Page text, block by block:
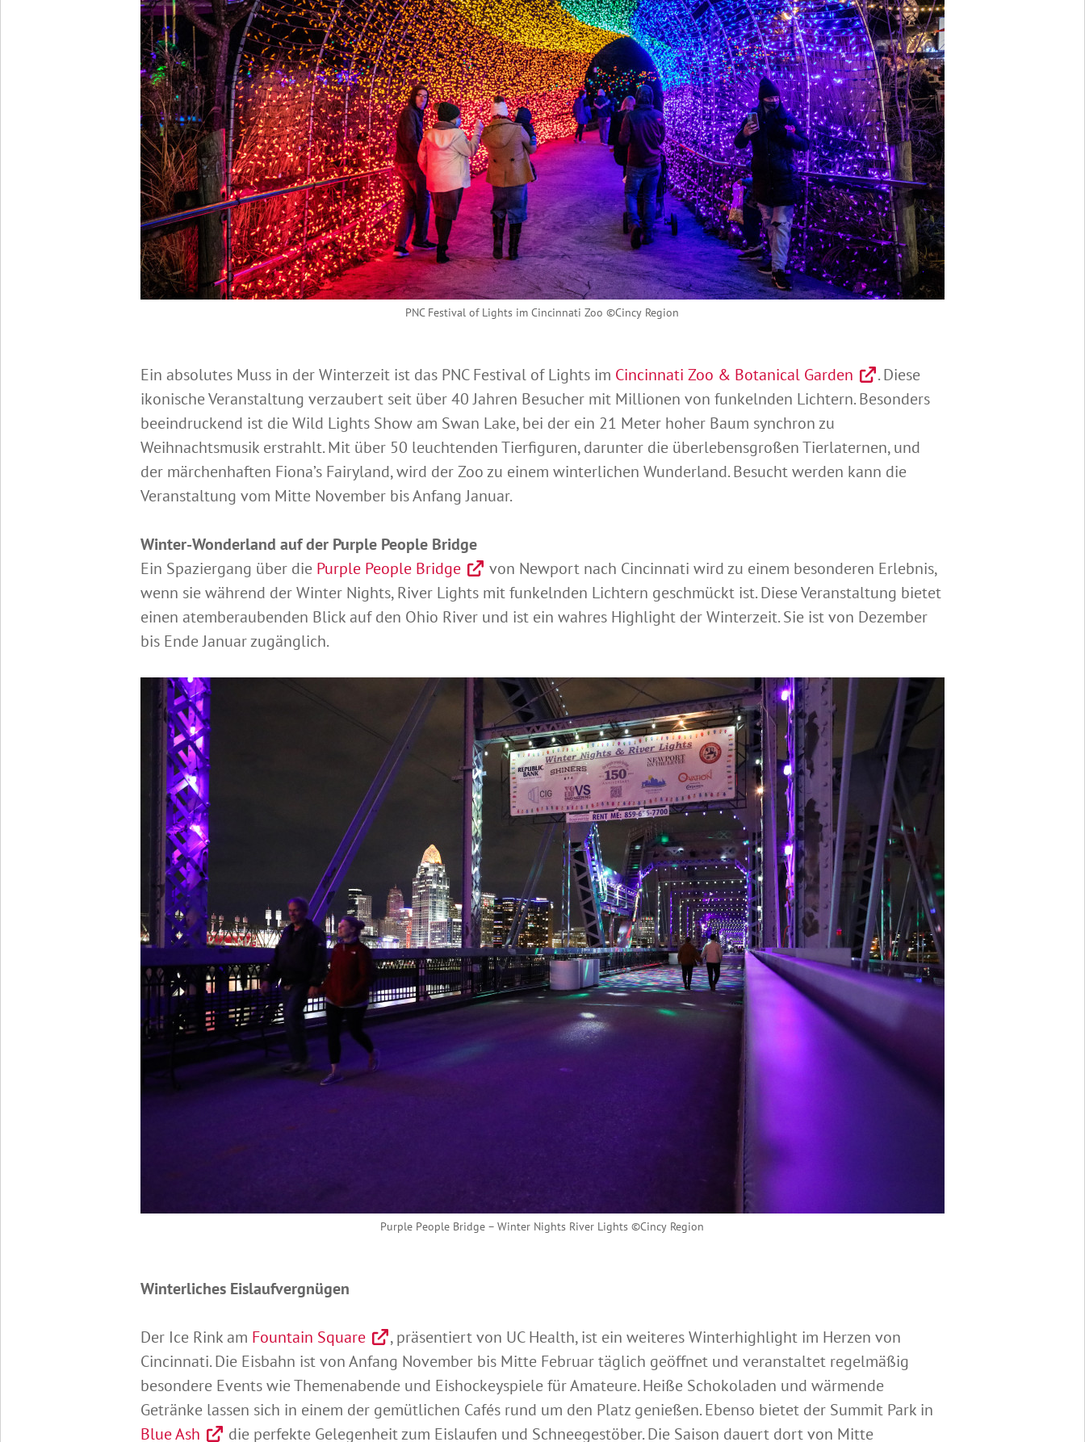
PNC Festival of Lights im Cincinnati Zoo ©Cincy Region
Ein absolutes Muss in der Winterzeit ist das PNC Festival of Lights im Cincinnati Zoo & Botanical Garden
. Diese
ikonische Veranstaltung verzaubert seit über 40 Jahren Besucher mit Millionen von funkelnden Lichtern. Besonders
beeindruckend ist die Wild Lights Show am Swan Lake, bei der ein 21 Meter hoher Baum synchron zu
Weihnachtsmusik erstrahlt. Mit über 50 leuchtenden Tierfiguren, darunter die überlebensgroßen Tierlaternen, und
der märchenhaften Fiona’s Fairyland, wird der Zoo zu einem winterlichen Wunderland. Besucht werden kann die
Veranstaltung vom Mitte November bis Anfang Januar.
Winter-Wonderland auf der Purple People Bridge
Ein Spaziergang über die Purple People Bridge
von Newport nach Cincinnati wird zu einem besonderen Erlebnis,
wenn sie während der Winter Nights, River Lights mit funkelnden Lichtern geschmückt ist. Diese Veranstaltung bietet
einen atemberaubenden Blick auf den Ohio River und ist ein wahres Highlight der Winterzeit. Sie ist von Dezember
bis Ende Januar zugänglich.
Purple People Bridge – Winter Nights River Lights ©Cincy Region
Winterliches Eislaufvergnügen
Der Ice Rink am Fountain Square
, präsentiert von UC Health, ist ein weiteres Winterhighlight im Herzen von
Cincinnati. Die Eisbahn ist von Anfang November bis Mitte Februar täglich geöffnet und veranstaltet regelmäßig
besondere Events wie Themenabende und Eishockeyspiele für Amateure. Heiße Schokoladen und wärmende
Getränke lassen sich in einem der gemütlichen Cafés rund um den Platz genießen. Ebenso bietet der Summit Park in
Blue Ash
die perfekte Gelegenheit zum Eislaufen und Schneegestöber. Die Saison dauert dort von Mitte